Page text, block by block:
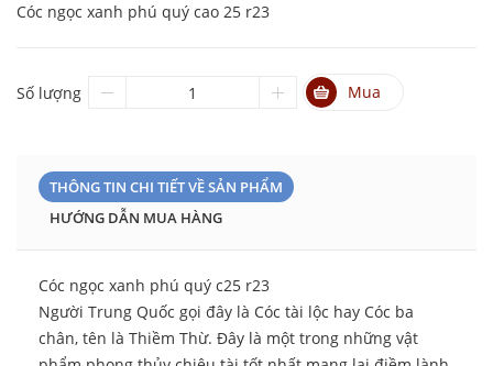
Cóc ngọc xanh phú quý cao 25 r23
Số lượng Mua
THÔNG TIN CHI TIẾT VỀ SẢN PHẨM
HƯỚNG DẪN MUA HÀNG
Cóc ngọc xanh phú quý c25 r23
Người Trung Quốc gọi đây là Cóc tài lộc hay Cóc ba
chân, tên là Thiềm Thừ. Đây là một trong những vật